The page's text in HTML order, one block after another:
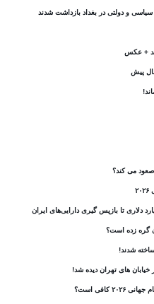
و دولتی در بغداد بازداشت شدند
شد + عکس
می کند؟
گره زده است؟
شدند!
های تهران دیده شد!
کافی است؟